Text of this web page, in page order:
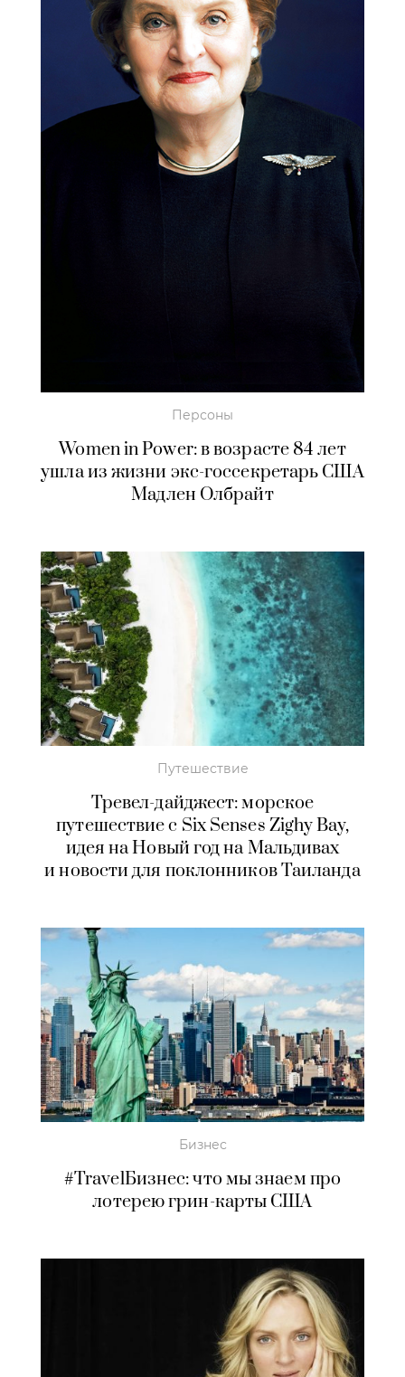
Персоны
Women in Power: в возрасте 84 лет
ушла из жизни экс-госсекретарь США
Мадлен Олбрайт
Путешествие
Тревел-дайджест: морское
путешествие с Six Senses Zighy Bay,
идея на Новый год на Мальдивах
и новости для поклонников Таиланда
Бизнес
#TravelБизнес: что мы знаем про
лотерею грин-карты США